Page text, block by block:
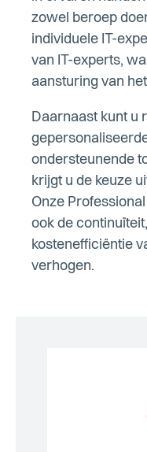
zowel beroep
individuele IT-
van IT-experts,
aansturing van
Daarnaast kunt u
ondersteunende
krijgt u de keuze
Onze
ook de
kostenefficiëntie
verhogen.